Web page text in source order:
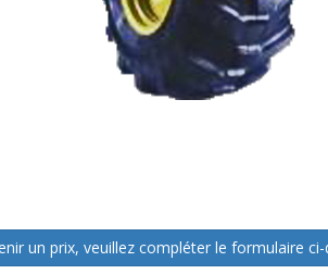
un prix, veuillez compléter le formulaire